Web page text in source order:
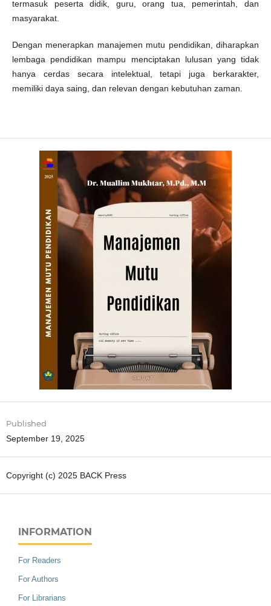
termasuk peserta didik, guru, orang tua, pemerintah, dan
masyarakat.
Dengan menerapkan manajemen mutu pendidikan, diharapkan
lembaga pendidikan mampu menciptakan lulusan yang tidak
hanya cerdas secara intelektual, tetapi juga berkarakter,
memiliki daya saing, dan relevan dengan kebutuhan zaman.
Published
September 19, 2025
Copyright (c) 2025 BACK Press
INFORMATION
For Readers
For Authors
For Librarians